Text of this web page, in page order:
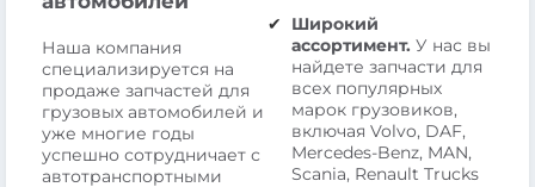
Наша компания
специализируется на
продаже запчастей для
грузовых автомобилей и
уже многие годы
успешно сотрудничает с
автотранспортными
Широкий
ассортимент. У нас вы
найдете запчасти для
всех популярных
марок грузовиков,
включая Volvo, DAF,
Mercedes-Benz, MAN,
Scania, Renault Trucks